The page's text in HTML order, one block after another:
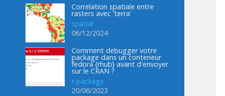
Correlation spatiale entre
rasters avec 'terra'
spatial
06/12/2024
Comment debugger votre
package dans un conteneur
fedora {rhub} avant d'envoyer
sur le CRAN ?
r-package
20/06/2023